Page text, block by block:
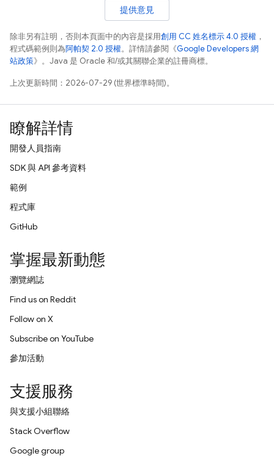
提供意見
除非另有註明，否則本頁面中的內容是採用創用 CC 姓名標示 4.0 授權 ，
程式碼範例則為阿帕契 2.0 授權。詳情請參閱《Google Developers 網
站政策》。Java 是 Oracle 和/或其關聯企業的註冊商標。
上次更新時間：2026-07-29 (世界標準時間)。
瞭解詳情
開發人員指南
SDK 與 API 參考資料
範例
程式庫
GitHub
掌握最新動態
瀏覽網誌
Find us on Reddit
Follow on X
Subscribe on YouTube
參加活動
支援服務
與支援小組聯絡
Stack Overflow
Google group